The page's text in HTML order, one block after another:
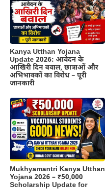
Kanya Utthan Yojana
Update 2026: आवेदन के
आखिरी दिन बवाल, छात्राओं और
अभिभावकों का विरोध – पूरी
जानकारी
Mukhyamantri Kanya Utthan
Yojana 2026 – ₹50,000
Scholarship Update for